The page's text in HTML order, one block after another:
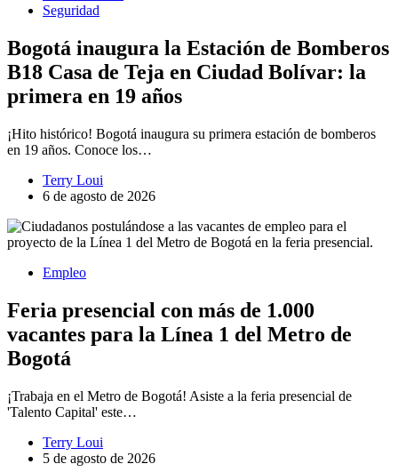
Seguridad
Bogotá inaugura la Estación de Bomberos
B18 Casa de Teja en Ciudad Bolívar: la
primera en 19 años
¡Hito histórico! Bogotá inaugura su primera estación de bomberos
en 19 años. Conoce los…
Terry Loui
6 de agosto de 2026
Empleo
Feria presencial con más de 1.000
vacantes para la Línea 1 del Metro de
Bogotá
¡Trabaja en el Metro de Bogotá! Asiste a la feria presencial de
'Talento Capital' este…
Terry Loui
5 de agosto de 2026